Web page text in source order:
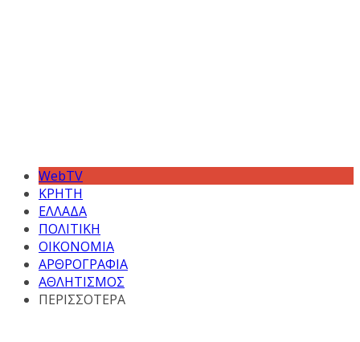
WebTV
ΚΡΗΤΗ
ΕΛΛΑΔΑ
ΠΟΛΙΤΙΚΗ
ΟΙΚΟΝΟΜΙΑ
ΑΡΘΡΟΓΡΑΦΙΑ
ΑΘΛΗΤΙΣΜΟΣ
ΠΕΡΙΣΣΟΤΕΡΑ